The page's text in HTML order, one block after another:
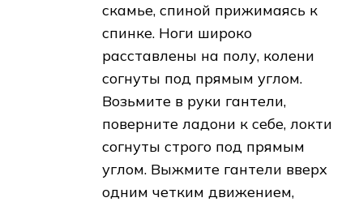
скамье, спиной прижимаясь к
спинке. Ноги широко
расставлены на полу, колени
согнуты под прямым углом.
Возьмите в руки гантели,
поверните ладони к себе, локти
согнуты строго под прямым
углом. Выжмите гантели вверх
одним четким движением,